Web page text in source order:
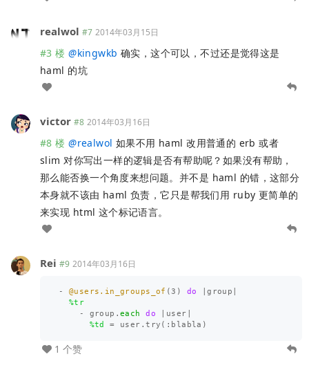
realwol #7 2014年03月15日
#3 楼 @kingwkb 确实，这个可以，不过还是觉得这是
haml 的坑
victor #8 2014年03月16日
#8 楼 @realwol 如果不用 haml 改用普通的 erb 或者
slim 对你写出一样的逻辑是否有帮助呢？如果没有帮助，
那么能否换一个角度来想问题。并不是 haml 的错，这部分
本身就不该由 haml 负责，它只是帮我们用 ruby 更简单的
来实现 html 这个标记语言。
Rei #9 2014年03月16日
- @users.in_groups_of (3 ) do |group
%tr
-
group .each do user
%td
1 个赞